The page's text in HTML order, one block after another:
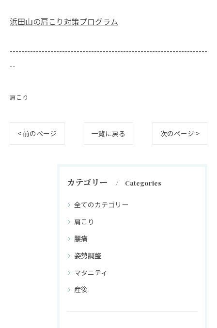
浜田山の肩こり対策プログラム
--------------------------------------------------------------------
--
肩こり
< 前のページ 一覧に戻る 次のページ >
カテゴリー Categories
全てのカテゴリー
肩こり
腰痛
姿勢調整
マタニティ
産後